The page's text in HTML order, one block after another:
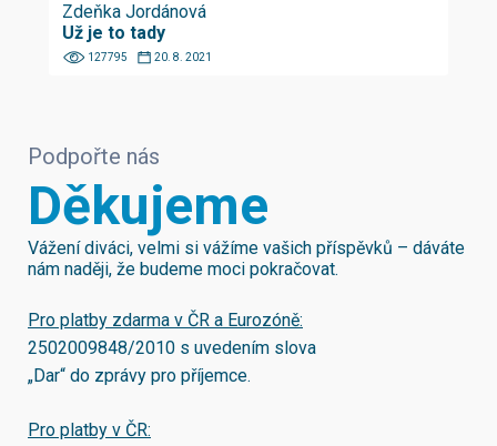
Zdeňka Jordánová
Už je to tady
127795 20. 8. 2021
Podpořte nás
Děkujeme
Vážení diváci, velmi si vážíme vašich příspěvků – dáváte
nám naději, že budeme moci pokračovat.
Pro platby zdarma v ČR a Eurozóně:
2502009848/2010 s uvedením slova
„Dar“ do zprávy pro příjemce.
Pro platby v ČR: